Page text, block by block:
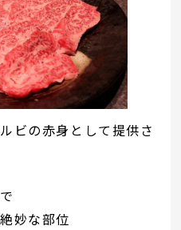
ビの赤身として提供さ
妙な部位